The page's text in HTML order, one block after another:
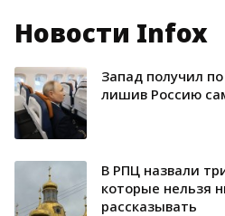
Новости Infox
Запад получил
лишив Россию
В РПЦ назвали
которые нельзя
рассказывать